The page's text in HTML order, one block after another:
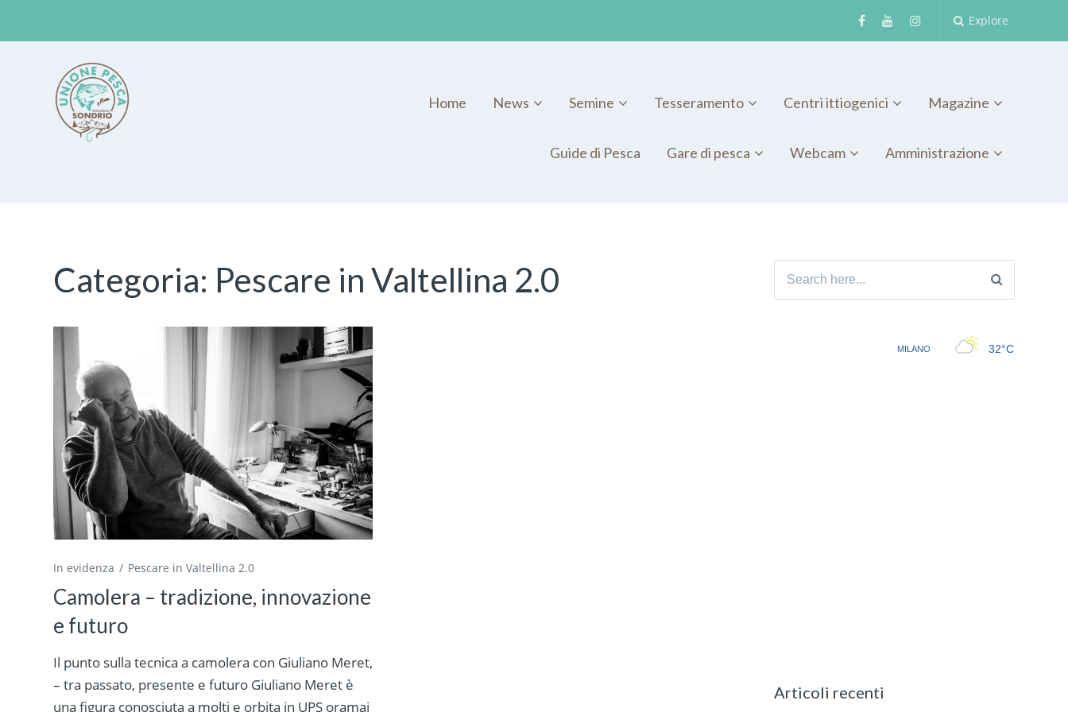
Explore
Home News Semine Tesseramento Centri ittiogenici Magazine
Guide di Pesca Gare di pesca Webcam Amministrazione
Categoria: Pescare in Valtellina 2.0
In evidenza Pescare in Valtellina 2.0
Camolera – tradizione, innovazione
e futuro
Il punto sulla tecnica a camolera con Giuliano Meret,
– tra passato, presente e futuro Giuliano Meret è
una figura conosciuta a molti e orbita in UPS oramai
Search for:
Articoli recenti